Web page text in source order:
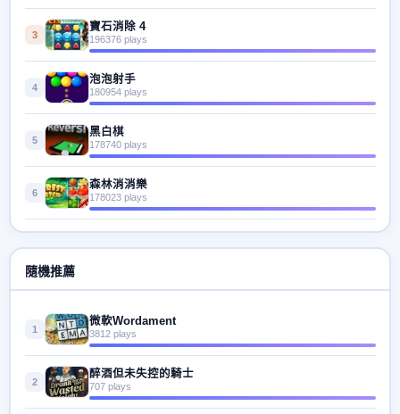
3
寶石消除 4
196376 plays
4
泡泡射手
180954 plays
5
黑白棋
178740 plays
6
森林消消樂
178023 plays
隨機推薦
1
微軟Wordament
3812 plays
2
醉酒但未失控的騎士
707 plays